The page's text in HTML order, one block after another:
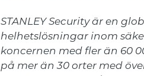
STANLEY Security är en
helhetslösningar inom
koncernen med fler än 60
på mer än 30 orter med